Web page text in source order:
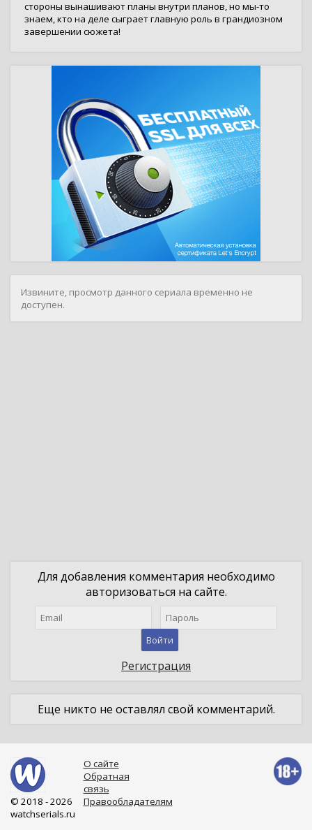
стороны вынашивают планы внутри планов, но мы-то
знаем, кто на деле сыграет главную роль в грандиозном
завершении сюжета!
Извините, просмотр данного сериала временно не
доступен.
Для добавления комментария необходимо
авторизоваться на сайте.
Войти
Регистрация
Еще никто не оставлял свой комментарий.
© 2018 - 2026
watchserials.ru
О сайте
Обратная
связь
Правообладателям